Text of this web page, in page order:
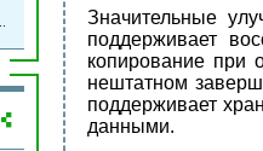
Значительные
поддерживает
копирование при
нештатном
поддерживает
данными.